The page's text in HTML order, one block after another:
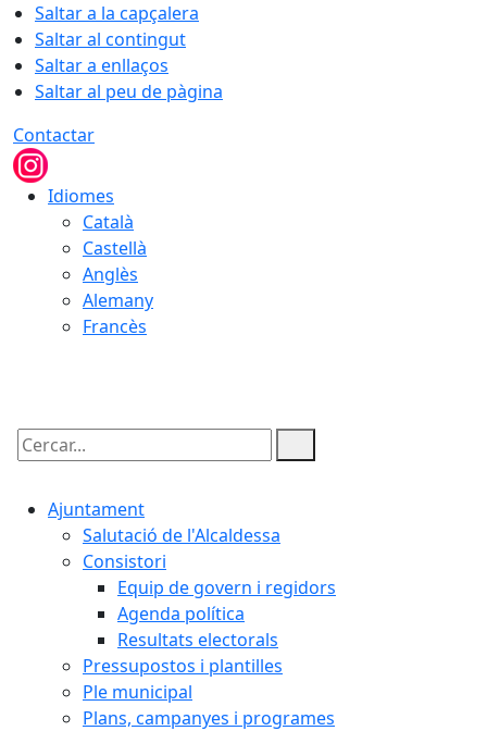
Saltar a la capçalera
Saltar al contingut
Saltar a enllaços
Saltar al peu de pàgina
Contactar
Idiomes
Català
Castellà
Anglès
Alemany
Francès
Cercar:
Ajuntament
Salutació de l'Alcaldessa
Consistori
Equip de govern i regidors
Agenda política
Resultats electorals
Pressupostos i plantilles
Ple municipal
Plans, campanyes i programes